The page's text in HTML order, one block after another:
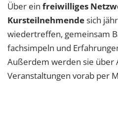
Über ein freiwilliges
Kursteilnehmendesich
wiedertreffen, gemeinsam
fachsimpeln und
Außerdem werden sie über
Veranstaltungen vorab per